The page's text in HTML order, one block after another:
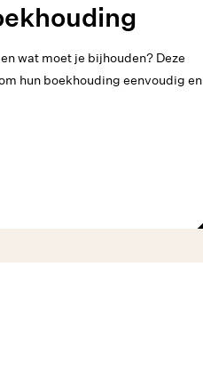
wat moet je bijhouden? Deze
hun boekhouding eenvoudig en